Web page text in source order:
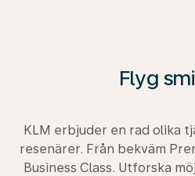
Flyg
KLM erbjuder en rad olika
resenärer. Från bekväm
Business Class. Utforska